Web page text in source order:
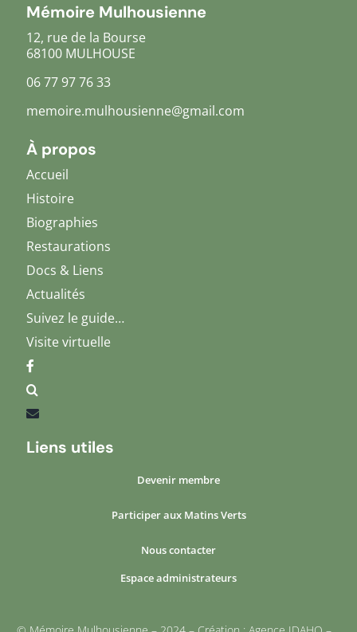
Mémoire Mulhousienne
12, rue de la Bourse
68100 MULHOUSE
06 77 97 76 33
memoire.mulhousienne@gmail.com
À propos
Accueil
Histoire
Biographies
Restaurations
Docs & Liens
Actualités
Suivez le guide…
Visite virtuelle
Liens utiles
Devenir membre
Participer aux Matins Verts
Nous contacter
Espace administrateurs